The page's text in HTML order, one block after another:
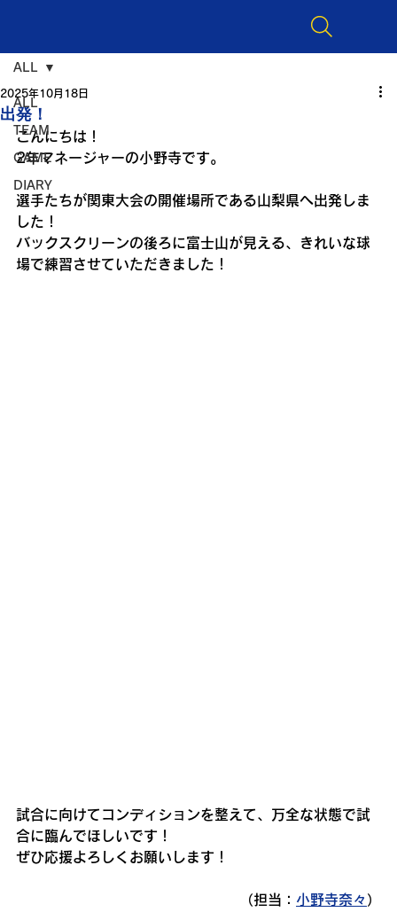
ALL
TEAM
GAME
DIARY
ALL
出発！
2025年10月18日
こんにちは！
2年マネージャーの小野寺です。
選手たちが関東大会の開催場所である山梨県へ出発しま
した！
バックスクリーンの後ろに富士山が見える、きれいな球
場で練習させていただきました！
試合に向けてコンディションを整えて、万全な状態で試
合に臨んでほしいです！
ぜひ応援よろしくお願いします！
（担当： 小野寺奈々 ）